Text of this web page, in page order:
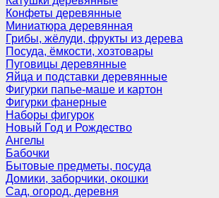
Конфеты деревянные
Миниатюра деревянная
Грибы, жёлуди, фрукты из дерева
Посуда, ёмкости, хозтовары
Пуговицы деревянные
Яйца и подставки деревянные
Фигурки папье-маше и картон
Фигурки фанерные
Наборы фигурок
Новый Год и Рождество
Ангелы
Бабочки
Бытовые предметы, посуда
Домики, заборчики, окошки
Сад, огород, деревня